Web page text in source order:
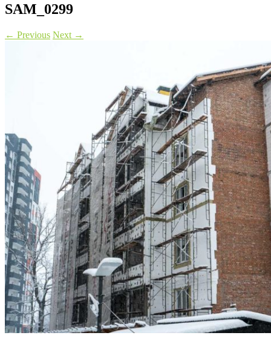
SAM_0299
← Previous Next →